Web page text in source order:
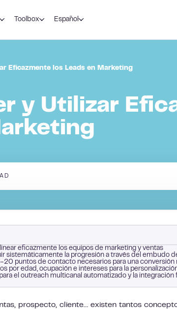
Toolbox Español
Eficazmente los Leads en Marketing
y Utilizar
eficazmente los equipos de marketing y ventas
sistemáticamente la progresión a través del embudo
puntos de contacto necesarios para una conversión
por edad, ocupación e intereses para la
el outreach multicanal automatizado y la integración
prospecto, cliente… existen tantos